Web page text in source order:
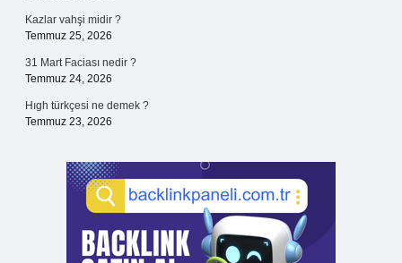
Kazlar vahşi midir ?
Temmuz 25, 2026
31 Mart Faciası nedir ?
Temmuz 24, 2026
Hıgh türkçesi ne demek ?
Temmuz 23, 2026